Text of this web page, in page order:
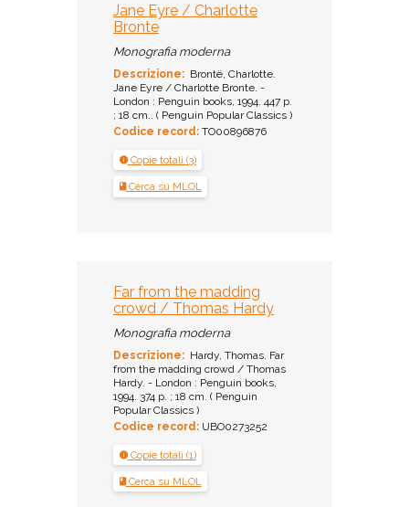
Jane Eyre / Charlotte
Bronte
Monografia moderna
Descrizione: Brontë, Charlotte.
Jane Eyre / Charlotte Bronte. -
London : Penguin books, 1994. 447 p.
; 18 cm.. ( Penguin Popular Classics )
Codice record: TO00896876
Copie totali (3)
Cerca su MLOL
Far from the madding
crowd / Thomas Hardy
Monografia moderna
Descrizione: Hardy, Thomas. Far
from the madding crowd / Thomas
Hardy. - London : Penguin books,
1994. 374 p. ; 18 cm. ( Penguin
Popular Classics )
Codice record: UBO0273252
Copie totali (1)
Cerca su MLOL